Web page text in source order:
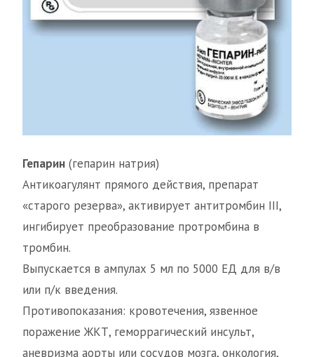
Гепарин (гепарин натрия)
Антикоагулянт прямого действия, препарат
«старого резерва», активирует антитромбин III,
ингибирует преобразование протромбина в
тромбин.
Выпускается в ампулах 5 мл по 5000 ЕД для в/в
или п/к введения.
Противопоказания: кровотечения, язвенное
поражение ЖКТ, геморрагический инсульт,
аневризма аорты или сосудов мозга, онкология,